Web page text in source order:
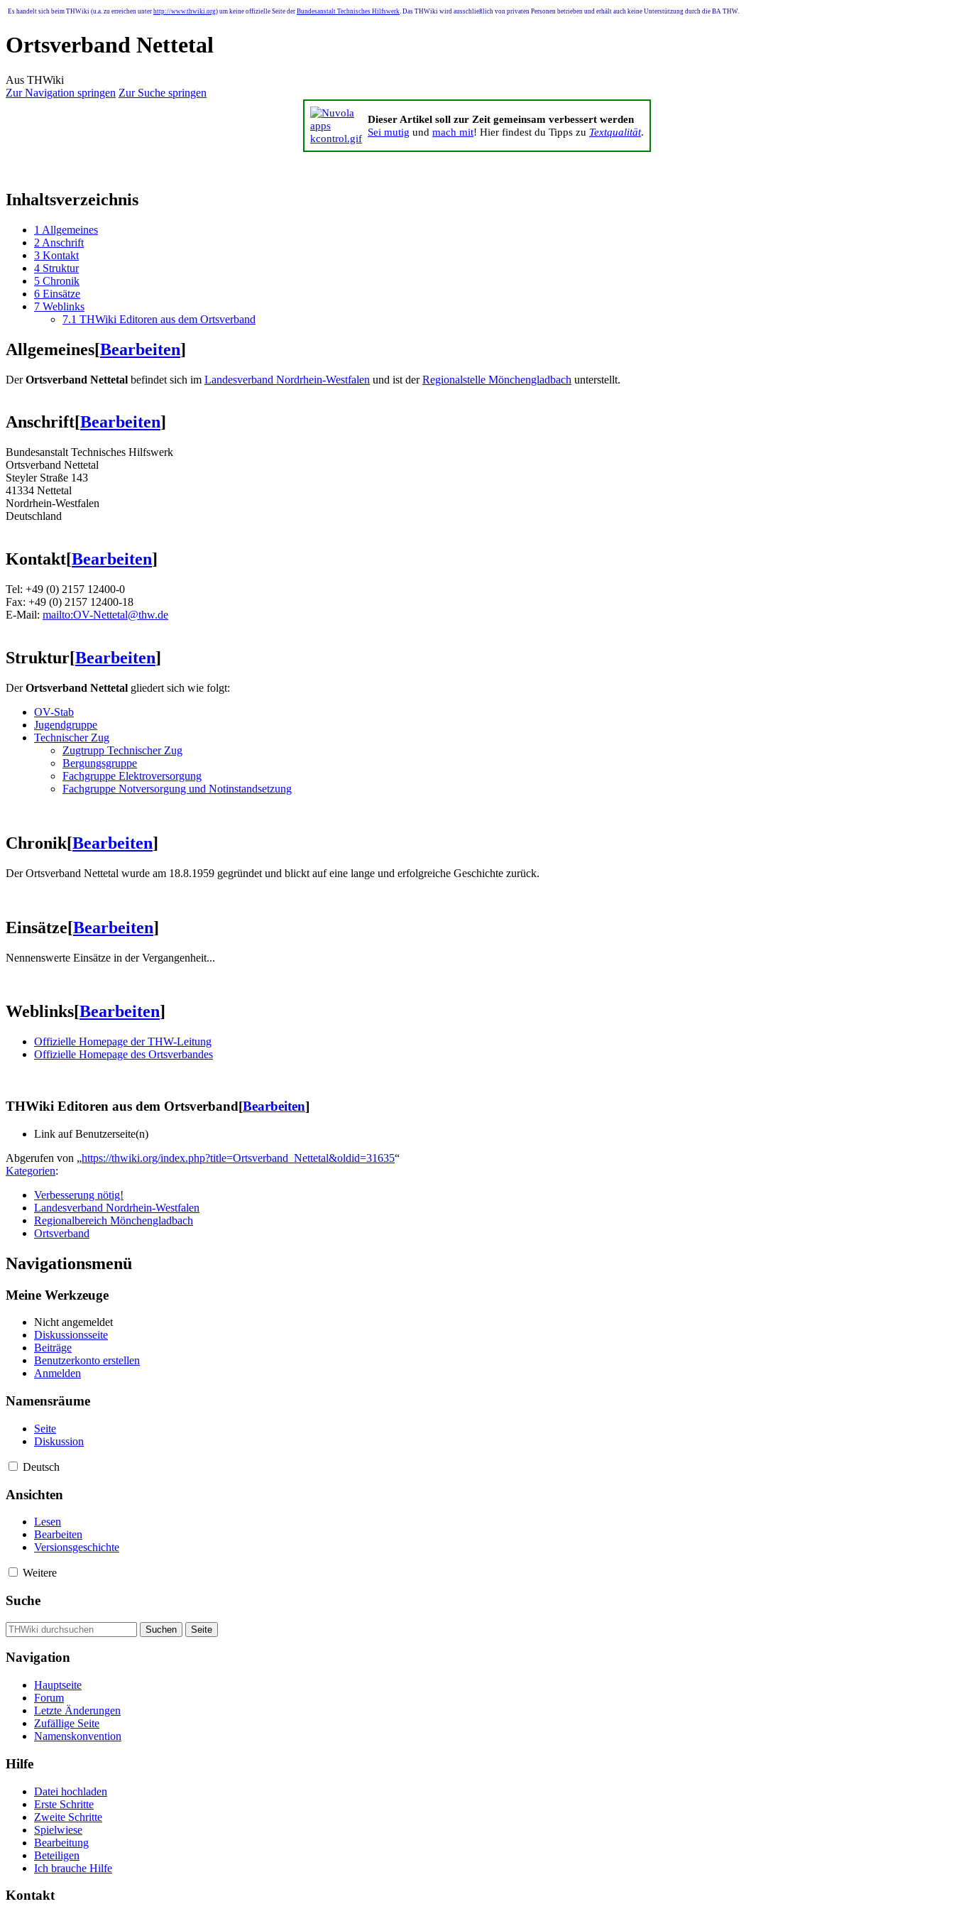
Es handelt sich beim THWiki (u.a. zu erreichen unter http://www.thwiki.org) um keine offizielle Seite der Bundesanstalt Technisches Hilfswerk. Das THWiki wird ausschließlich von privaten Personen betrieben und erhält auch keine Unterstützung durch die BA THW.
Ortsverband Nettetal
Aus THWiki
Zur Navigation springen Zur Suche springen
Dieser Artikel soll zur Zeit gemeinsam verbessert werden
Sei mutig und mach mit! Hier findest du Tipps zu Textqualität.
Inhaltsverzeichnis
1 Allgemeines
2 Anschrift
3 Kontakt
4 Struktur
5 Chronik
6 Einsätze
7 Weblinks
7.1 THWiki Editoren aus dem Ortsverband
Allgemeines[Bearbeiten]
DerOrtsverband Nettetal befindet sich im Landesverband Nordrhein-Westfalen und ist derRegionalstelle Mönchengladbach unterstellt.
Anschrift[Bearbeiten]
Bundesanstalt Technisches Hilfswerk
Ortsverband Nettetal
Steyler Straße 143
41334 Nettetal
Nordrhein-Westfalen
Deutschland
Kontakt[Bearbeiten]
Tel: +49 (0) 2157 12400-0
Fax: +49 (0) 2157 12400-18
E-Mail: mailto:OV-Nettetal@thw.de
Struktur[Bearbeiten]
DerOrtsverband Nettetal gliedert sich wie folgt:
OV-Stab
Jugendgruppe
Technischer Zug
Zugtrupp Technischer Zug
Bergungsgruppe
Fachgruppe Elektroversorgung
Fachgruppe Notversorgung und Notinstandsetzung
Chronik[Bearbeiten]
Der Ortsverband Nettetal wurde am 18.8.1959 gegründet und blickt auf eine lange und erfolgreiche Geschichte zurück.
Einsätze[Bearbeiten]
Nennenswerte Einsätze in der Vergangenheit...
Weblinks[Bearbeiten]
Offizielle Homepage der THW-Leitung
Offizielle Homepage des Ortsverbandes
THWiki Editoren aus dem Ortsverband[Bearbeiten]
Link auf Benutzerseite(n)
Abgerufen von „https://thwiki.org/index.php?title=Ortsverband_Nettetal&oldid=31635“
Kategorien:
Verbesserung nötig!
Landesverband Nordrhein-Westfalen
Regionalbereich Mönchengladbach
Ortsverband
Navigationsmenü
Meine Werkzeuge
Nicht angemeldet
Diskussionsseite
Beiträge
Benutzerkonto erstellen
Anmelden
Namensräume
Seite
Diskussion
Deutsch
Ansichten
Lesen
Bearbeiten
Versionsgeschichte
Weitere
Suche
Navigation
Hauptseite
Forum
Letzte Änderungen
Zufällige Seite
Namenskonvention
Hilfe
Datei hochladen
Erste Schritte
Zweite Schritte
Spielwiese
Bearbeitung
Beteiligen
Ich brauche Hilfe
Kontakt